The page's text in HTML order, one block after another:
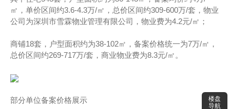
㎡，单价区间约3.6-4.3万/㎡，总价区间约309-600万/套，物业
公司为深圳市雪霖物业管理有限公司，物业费为4.2元/㎡；
商铺18套，户型面积约为38-102㎡，备案价格统一为7万/㎡，
总价区间约269-717万/套，商业物业费为8.3元/㎡。
部分单位备案价格展示
楼盘
导航